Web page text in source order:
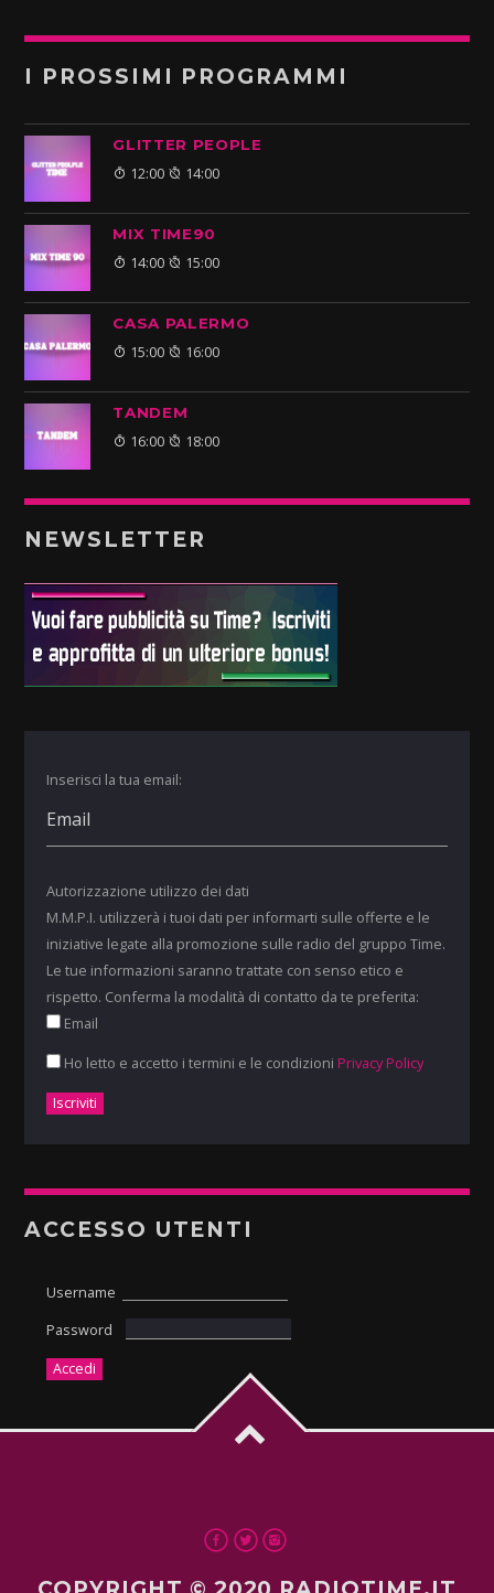
I PROSSIMI PROGRAMMI
GLITTER PEOPLE
12:00 14:00
MIX TIME90
14:00 15:00
CASA PALERMO
15:00 16:00
TANDEM
16:00 18:00
NEWSLETTER
Inserisci la tua email:
Autorizzazione utilizzo dei dati
M.M.P.I. utilizzerà i tuoi dati per informarti sulle offerte e le
iniziative legate alla promozione sulle radio del gruppo Time.
Le tue informazioni saranno trattate con senso etico e
rispetto. Conferma la modalità di contatto da te preferita:
Email
Ho letto e accetto i termini e le condizioni Privacy Policy
ACCESSO UTENTI
Username
Password